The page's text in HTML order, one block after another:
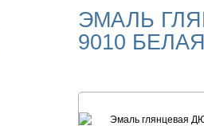
ЭМАЛЬ
9010